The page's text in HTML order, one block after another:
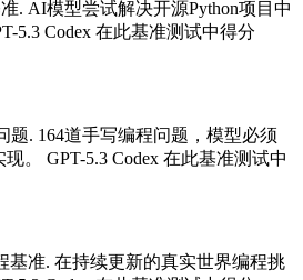
. AI模型尝试解决开源Python项目中
5.3 Codex 在此基准测试中得分
题. 164道手写编程问题，模型必须
。
GPT-5.3 Codex 在此基准测试中
基准. 在持续更新的真实世界编程挑